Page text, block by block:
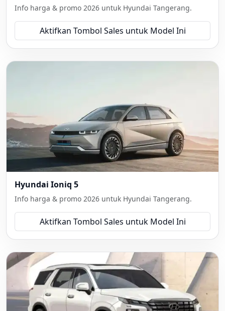
Info harga & promo 2026 untuk Hyundai Tangerang.
Aktifkan Tombol Sales untuk Model Ini
Hyundai Ioniq 5
Info harga & promo 2026 untuk Hyundai Tangerang.
Aktifkan Tombol Sales untuk Model Ini